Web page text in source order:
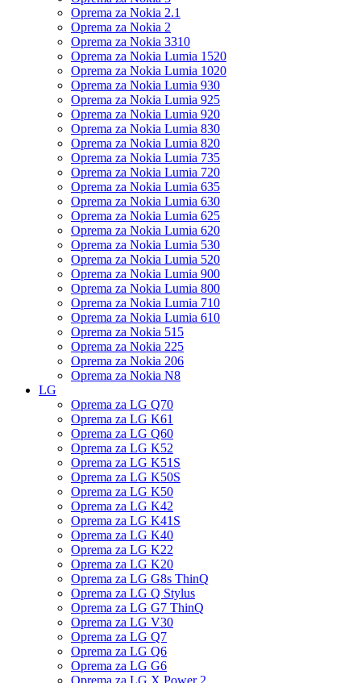
Oprema za Nokia 2.1
Oprema za Nokia 2
Oprema za Nokia 3310
Oprema za Nokia Lumia 1520
Oprema za Nokia Lumia 1020
Oprema za Nokia Lumia 930
Oprema za Nokia Lumia 925
Oprema za Nokia Lumia 920
Oprema za Nokia Lumia 830
Oprema za Nokia Lumia 820
Oprema za Nokia Lumia 735
Oprema za Nokia Lumia 720
Oprema za Nokia Lumia 635
Oprema za Nokia Lumia 630
Oprema za Nokia Lumia 625
Oprema za Nokia Lumia 620
Oprema za Nokia Lumia 530
Oprema za Nokia Lumia 520
Oprema za Nokia Lumia 900
Oprema za Nokia Lumia 800
Oprema za Nokia Lumia 710
Oprema za Nokia Lumia 610
Oprema za Nokia 515
Oprema za Nokia 225
Oprema za Nokia 206
Oprema za Nokia N8
LG
Oprema za LG Q70
Oprema za LG K61
Oprema za LG Q60
Oprema za LG K52
Oprema za LG K51S
Oprema za LG K50S
Oprema za LG K50
Oprema za LG K42
Oprema za LG K41S
Oprema za LG K40
Oprema za LG K22
Oprema za LG K20
Oprema za LG G8s ThinQ
Oprema za LG Q Stylus
Oprema za LG G7 ThinQ
Oprema za LG V30
Oprema za LG Q7
Oprema za LG Q6
Oprema za LG G6
Oprema za LG X Power 2